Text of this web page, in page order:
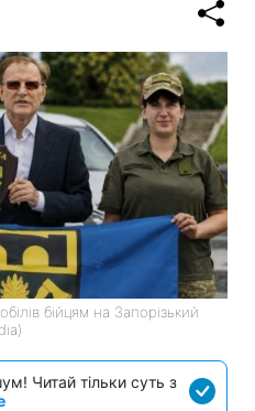
бійцям на Запорізький
Читай тільки суть з